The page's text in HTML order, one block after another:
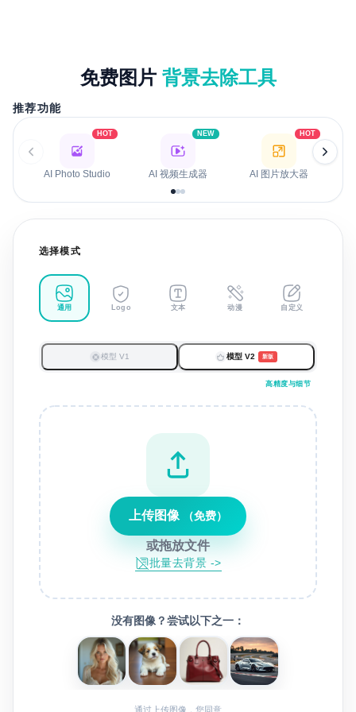
免费图片 背景去除工具
推荐功能
HOT
AI Photo Studio
NEW
AI 视频生成器
HOT
AI 图片放大器
选择模式
通用 Logo 文本 动漫 自定义
模型 V1 模型 V2 新版
高精度与细节
上传图像 （免费）
或拖放文件
批量去背景 ->
没有图像？尝试以下之一：
通过上传图像，您同意